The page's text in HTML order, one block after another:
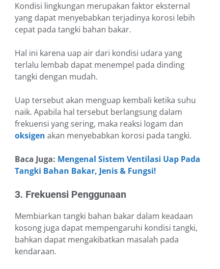
Kondisi lingkungan merupakan faktor eksternal
yang dapat menyebabkan terjadinya korosi lebih
cepat pada tangki bahan bakar.
Hal ini karena uap air dari kondisi udara yang
terlalu lembab dapat menempel pada dinding
tangki dengan mudah.
Uap tersebut akan menguap kembali ketika suhu
naik. Apabila hal tersebut berlangsung dalam
frekuensi yang sering, maka reaksi logam dan
oksigen akan menyebabkan korosi pada tangki.
Baca Juga: Mengenal Sistem Ventilasi Uap Pada
Tangki Bahan Bakar, Jenis & Fungsi!
3. Frekuensi Penggunaan
Membiarkan tangki bahan bakar dalam keadaan
kosong juga dapat mempengaruhi kondisi tangki,
bahkan dapat mengakibatkan masalah pada
kendaraan.